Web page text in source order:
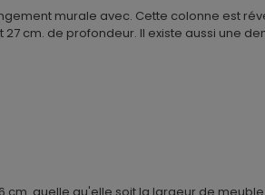
murale avec. Cette colonne est
cm. de profondeur. Il existe aussi une